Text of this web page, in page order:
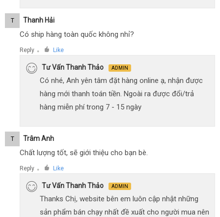
T Thanh Hải
Có ship hàng toàn quốc không nhỉ?
Reply ● Like
Tư Vấn Thanh Thảo ADMIN
Có nhé, Anh yên tâm đặt hàng online ạ, nhận được
hàng mới thanh toán tiền. Ngoài ra được đổi/trả
hàng miễn phí trong 7 - 15 ngày
T Trâm Anh
Chất lượng tốt, sẽ giới thiệu cho bạn bè.
Reply ● Like
Tư Vấn Thanh Thảo ADMIN
Thanks Chị, website bên em luôn cập nhật những
sản phẩm bán chạy nhất đề xuất cho người mua nên